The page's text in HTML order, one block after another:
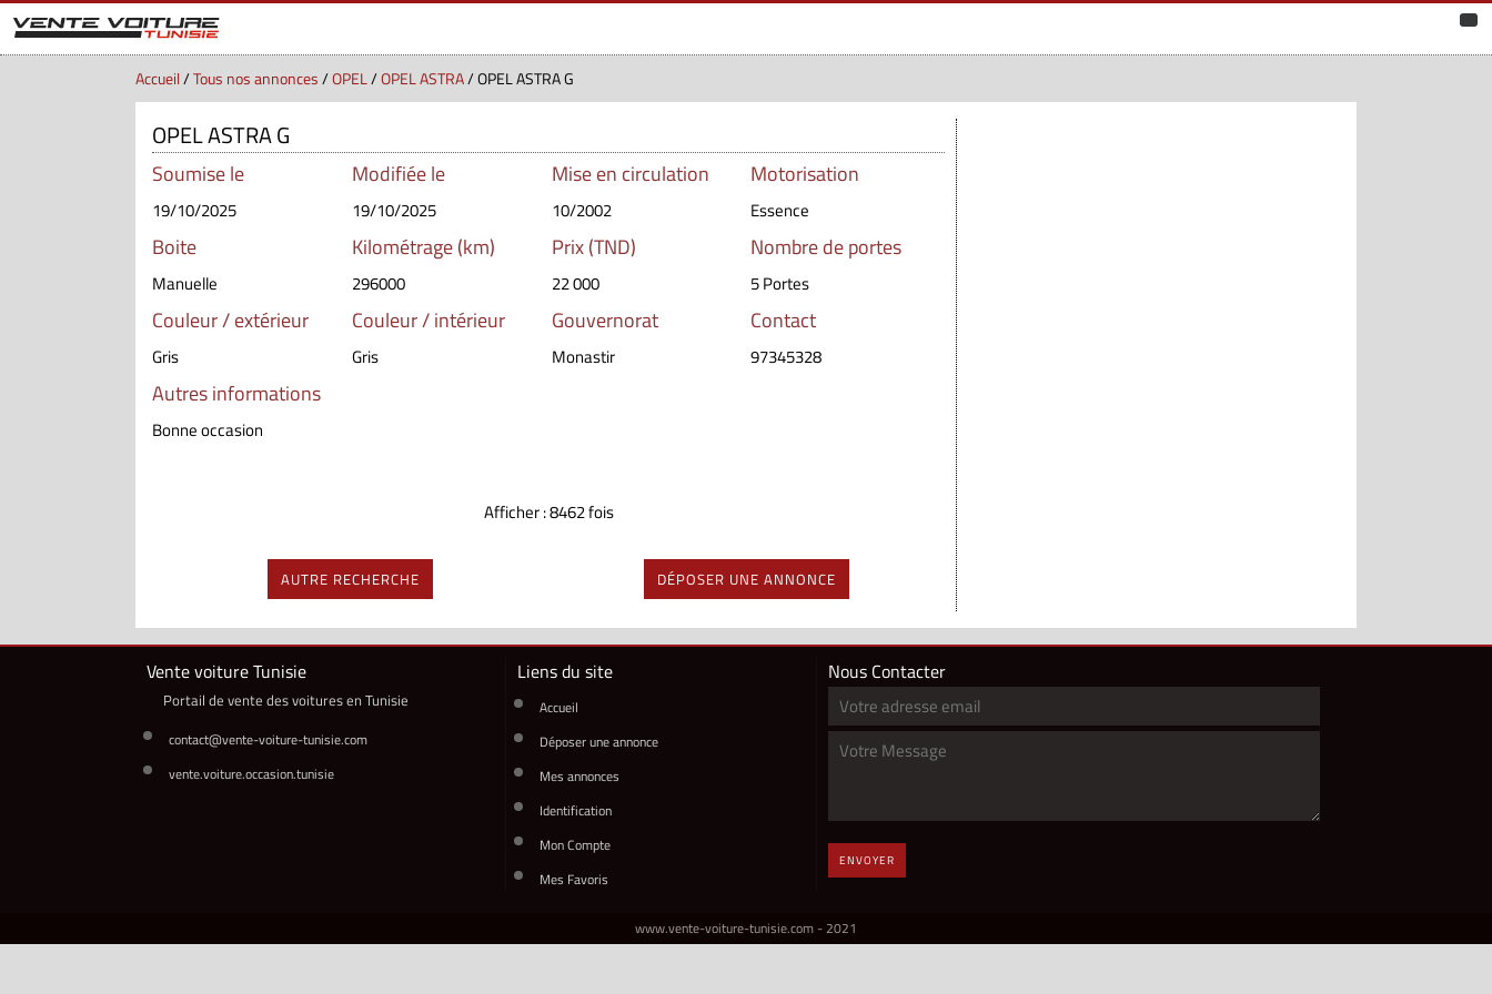
Accueil/Tous nos annonces/OPEL/OPEL ASTRA/ OPEL ASTRA G
OPEL ASTRA G
Soumise le
19/10/2025
Modifiée le
19/10/2025
Mise en circulation
10/2002
Motorisation
Essence
Boite
Manuelle
Kilométrage (km)
296000
Prix (TND)
22 000
Nombre de portes
5 Portes
Couleur / extérieur
Gris
Couleur / intérieur
Gris
Gouvernorat
Monastir
Autres informations
Bonne occasion
Contact
97345328
Afficher : 8462 fois
AUTRE RECHERCHE DÉPOSER UNE ANNONCE
Vente voiture Tunisie
Portail de vente des voitures en Tunisie
contact@vente-voiture-tunisie.com
vente.voiture.occasion.tunisie
Liens du site
Accueil
Déposer une annonce
Mes annonces
Identification
Mon Compte
Mes Favoris
Nous Contacter
ENVOYER
www.vente-voiture-tunisie.com - 2021